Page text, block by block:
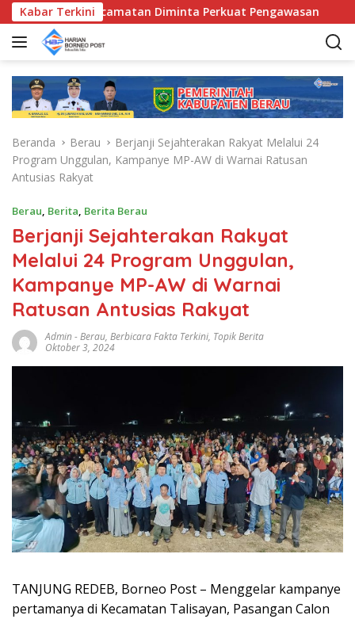
a
Kabar Terkini
Bunda Kecamatan Diminta Perkuat Pengawasan
Beranda Berau
Berjanji Sejahterakan Rakyat Melalui 24
Program Unggulan, Kampanye MP-AW di Warnai Ratusan
Antusias Rakyat
Berau, Berita, Berita Berau
Berjanji Sejahterakan Rakyat
Melalui 24 Program Unggulan,
Kampanye MP-AW di Warnai
Ratusan Antusias Rakyat
Admin-Berau, Berbicara Fakta Terkini, Topik Berita
Oktober 3, 2024
TANJUNG REDEB, Borneo Post – Menggelar kampanye
pertamanya di Kecamatan Talisayan, Pasangan Calon